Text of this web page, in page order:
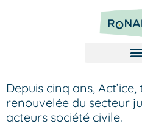
Depuis cinq ans,
renouvelée du secteur
acteurs société civile.